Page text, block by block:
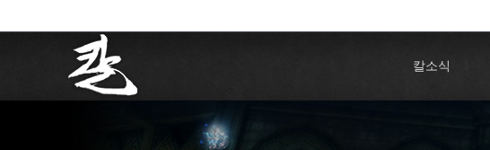
칼소식